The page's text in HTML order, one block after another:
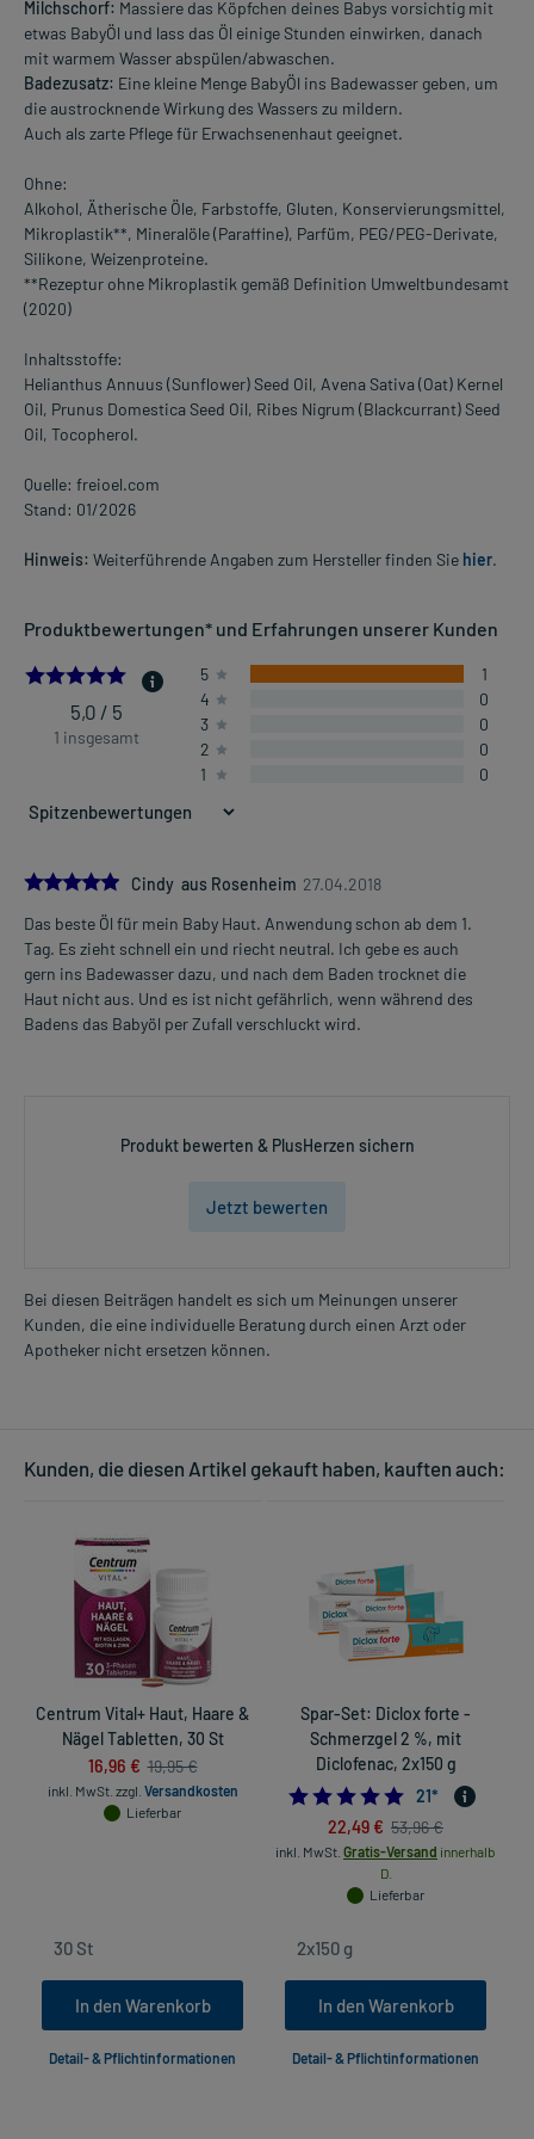
Milchschorf: Massiere das Köpfchen deines Babys vorsichtig mit
etwas BabyÖl und lass das Öl einige Stunden einwirken, danach
mit warmem Wasser abspülen/abwaschen.
Badezusatz: Eine kleine Menge BabyÖl ins Badewasser geben, um
die austrocknende Wirkung des Wassers zu mildern.
Auch als zarte Pflege für Erwachsenenhaut geeignet.
Ohne:
Alkohol, Ätherische Öle, Farbstoffe, Gluten, Konservierungsmittel,
Mikroplastik**, Mineralöle (Paraffine), Parfüm, PEG/PEG-Derivate,
Silikone, Weizenproteine.
**Rezeptur ohne Mikroplastik gemäß Definition Umweltbundesamt
(2020)
Inhaltsstoffe:
Helianthus Annuus (Sunflower) Seed Oil, Avena Sativa (Oat) Kernel
Oil, Prunus Domestica Seed Oil, Ribes Nigrum (Blackcurrant) Seed
Oil, Tocopherol.
Quelle: freioel.com
Stand: 01/2026
Hinweis: Weiterführende Angaben zum Hersteller finden Sie hier.
Produktbewertungen* und Erfahrungen unserer Kunden
5.0
5,0 / 5
1 insgesamt
5
1
4
0
3
0
2
0
1
0
5.0
Cindy aus Rosenheim 27.04.2018
Das beste Öl für mein Baby Haut. Anwendung schon ab dem 1.
Tag. Es zieht schnell ein und riecht neutral. Ich gebe es auch
gern ins Badewasser dazu, und nach dem Baden trocknet die
Haut nicht aus. Und es ist nicht gefährlich, wenn während des
Badens das Babyöl per Zufall verschluckt wird.
Produkt bewerten & PlusHerzen sichern
Jetzt bewerten
Bei diesen Beiträgen handelt es sich um Meinungen unserer
Kunden, die eine individuelle Beratung durch einen Arzt oder
Apotheker nicht ersetzen können.
Kunden, die diesen Artikel gekauft haben, kauften auch:
Centrum Vital+ Haut, Haare &
Nägel Tabletten, 30 St
16,96 € 19,95 €
inkl. MwSt. zzgl. Versandkosten
Lieferbar
In den Warenkorb
Detail- & Pflichtinformationen
Spar-Set: Diclox forte -
Schmerzgel 2 %, mit
Diclofenac, 2x150 g
21*
22,49 € 53,96 €
inkl. MwSt. Gratis-Versand innerhalb
D.
Lieferbar
In den Warenkorb
Detail- & Pflichtinformationen